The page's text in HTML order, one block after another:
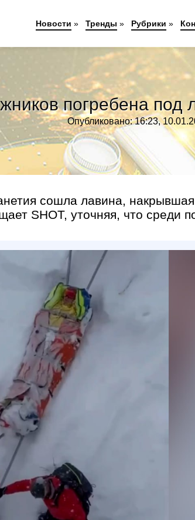
погребена под
Опубликовано: 16:23,
сошла лавина, накрывшая
SHOT, уточняя, что среди
Новости » Тренды » Рубрики »